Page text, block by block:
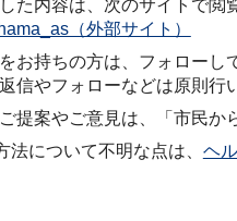
た内容は、次のサイトで閲
（外部サイト）
お持ちの方は、フォローし
信やフォローなどは原則行
提案やご意見は、「市民か
法について不明な点は、 ヘ